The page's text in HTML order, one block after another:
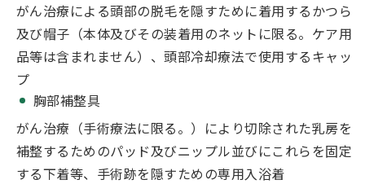
がん治療による頭部の脱毛を隠すために着用するかつら
及び帽子（本体及びその装着用のネットに限る。ケア用
品等は含まれません）、頭部冷却療法で使用するキャッ
プ
胸部補整具
がん治療（手術療法に限る。）により切除された乳房を
補整するためのパッド及びニップル並びにこれらを固定
する下着等、手術跡を隠すための専用入浴着